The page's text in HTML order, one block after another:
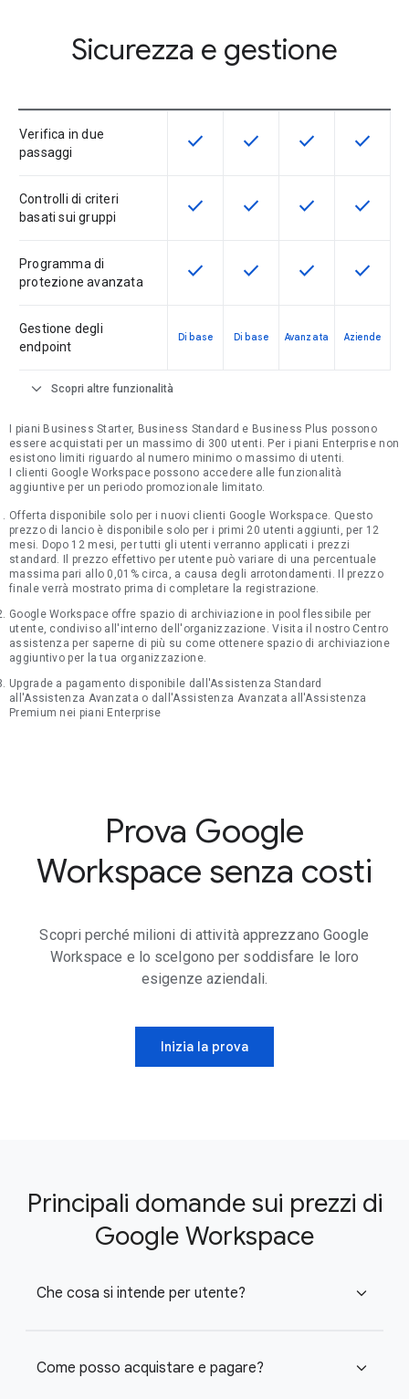
Sicurezza e gestione
Verifica in due
passaggi
Questa funzionalità è disponibile
check Questa funzionalità è
check Questa
check Questa
check
Controlli di criteri
basati sui gruppi
Questa funzionalità è disponibile
check Questa funzionalità è
check Questa
check Questa
check
Programma di
protezione avanzata
Questa funzionalità è disponibile
check Questa funzionalità è
check Questa
check Questa
check
Gestione degli
endpoint
Di base Di base Avanzata Aziende
expand_more Scopri altre funzionalità
I piani Business Starter, Business Standard e Business Plus possono
essere acquistati per un massimo di 300 utenti. Per i piani Enterprise non
esistono limiti riguardo al numero minimo o massimo di utenti.
I clienti Google Workspace possono accedere alle funzionalità
aggiuntive per un periodo promozionale limitato.
Offerta disponibile solo per i nuovi clienti Google Workspace. Questo
prezzo di lancio è disponibile solo per i primi 20 utenti aggiunti, per 12
mesi. Dopo 12 mesi, per tutti gli utenti verranno applicati i prezzi
standard. Il prezzo effettivo per utente può variare di una percentuale
massima pari allo 0,01% circa, a causa degli arrotondamenti. Il prezzo
finale verrà mostrato prima di completare la registrazione.
Google Workspace offre spazio di archiviazione in pool flessibile per
utente, condiviso all'interno dell'organizzazione. Visita il nostro Centro
assistenza per saperne di più su come ottenere spazio di archiviazione
aggiuntivo per la tua organizzazione.
Upgrade a pagamento disponibile dall'Assistenza Standard
all'Assistenza Avanzata o dall'Assistenza Avanzata all'Assistenza
Premium nei piani Enterprise
Prova Google
Workspace senza costi
Scopri perché milioni di attività apprezzano Google
Workspace e lo scelgono per soddisfare le loro
esigenze aziendali.
Inizia la prova
Principali domande sui prezzi di
Google Workspace
Che cosa si intende per utente? expand_more
Come posso acquistare e pagare? expand_more